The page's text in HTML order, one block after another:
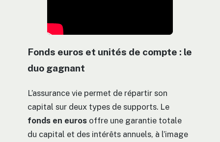
Fonds euros et unités de compte : le
duo gagnant
L’assurance vie permet de répartir son
capital sur deux types de supports. Le
fonds en euros offre une garantie totale
du capital et des intérêts annuels, à l’image